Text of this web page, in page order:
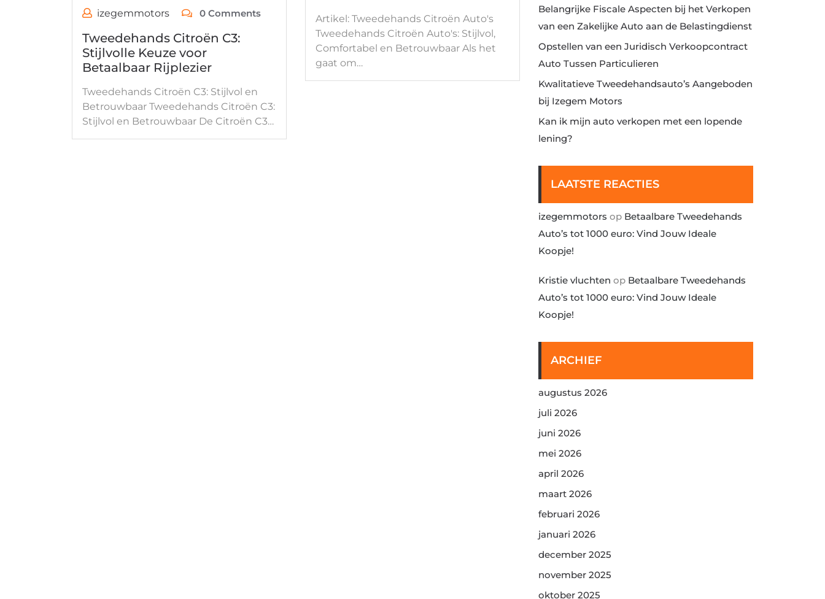
izegemmotors 0 Comments
Tweedehands Citroën C3:
Stijlvolle Keuze voor
Betaalbaar Rijplezier
Tweedehands Citroën C3: Stijlvol en
Betrouwbaar Tweedehands Citroën C3:
Stijlvol en Betrouwbaar De Citroën C3…
Artikel: Tweedehands Citroën Auto's
Tweedehands Citroën Auto's: Stijlvol,
Comfortabel en Betrouwbaar Als het
gaat om…
Belangrijke Fiscale Aspecten bij het Verkopen
van een Zakelijke Auto aan de Belastingdienst
Opstellen van een Juridisch Verkoopcontract
Auto Tussen Particulieren
Kwalitatieve Tweedehandsauto’s Aangeboden
bij Izegem Motors
Kan ik mijn auto verkopen met een lopende
lening?
LAATSTE REACTIES
izegemmotors op Betaalbare Tweedehands
Auto’s tot 1000 euro: Vind Jouw Ideale
Koopje!
Kristie vluchten op Betaalbare Tweedehands
Auto’s tot 1000 euro: Vind Jouw Ideale
Koopje!
ARCHIEF
augustus 2026
juli 2026
juni 2026
mei 2026
april 2026
maart 2026
februari 2026
januari 2026
december 2025
november 2025
oktober 2025